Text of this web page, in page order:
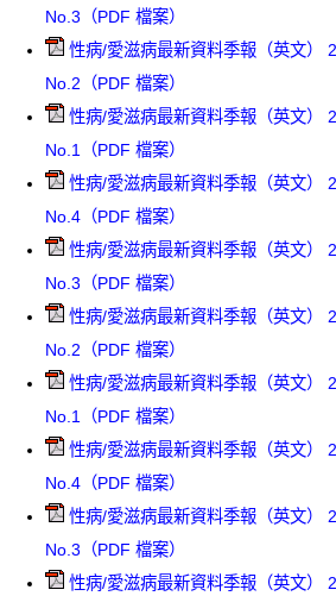
No.3（PDF 檔案）
性病/愛滋病最新資料季報（英文）
No.2（PDF 檔案）
性病/愛滋病最新資料季報（英文）
No.1（PDF 檔案）
性病/愛滋病最新資料季報（英文）
No.4（PDF 檔案）
性病/愛滋病最新資料季報（英文）
No.3（PDF 檔案）
性病/愛滋病最新資料季報（英文）
No.2（PDF 檔案）
性病/愛滋病最新資料季報（英文）
No.1（PDF 檔案）
性病/愛滋病最新資料季報（英文）
No.4（PDF 檔案）
性病/愛滋病最新資料季報（英文）
No.3（PDF 檔案）
性病/愛滋病最新資料季報（英文）